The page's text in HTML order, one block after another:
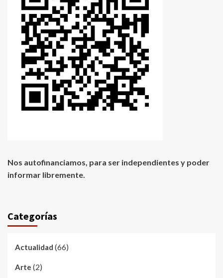
Nos autofinanciamos, para ser independientes y poder
informar libremente.
Categorías
Actualidad (66)
Arte (2)